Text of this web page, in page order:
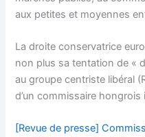
aux petites et moyennes
La droite conservatrice
non plus sa tentation de «
au groupe centriste libéral
d’un commissaire
[Revue de presse]